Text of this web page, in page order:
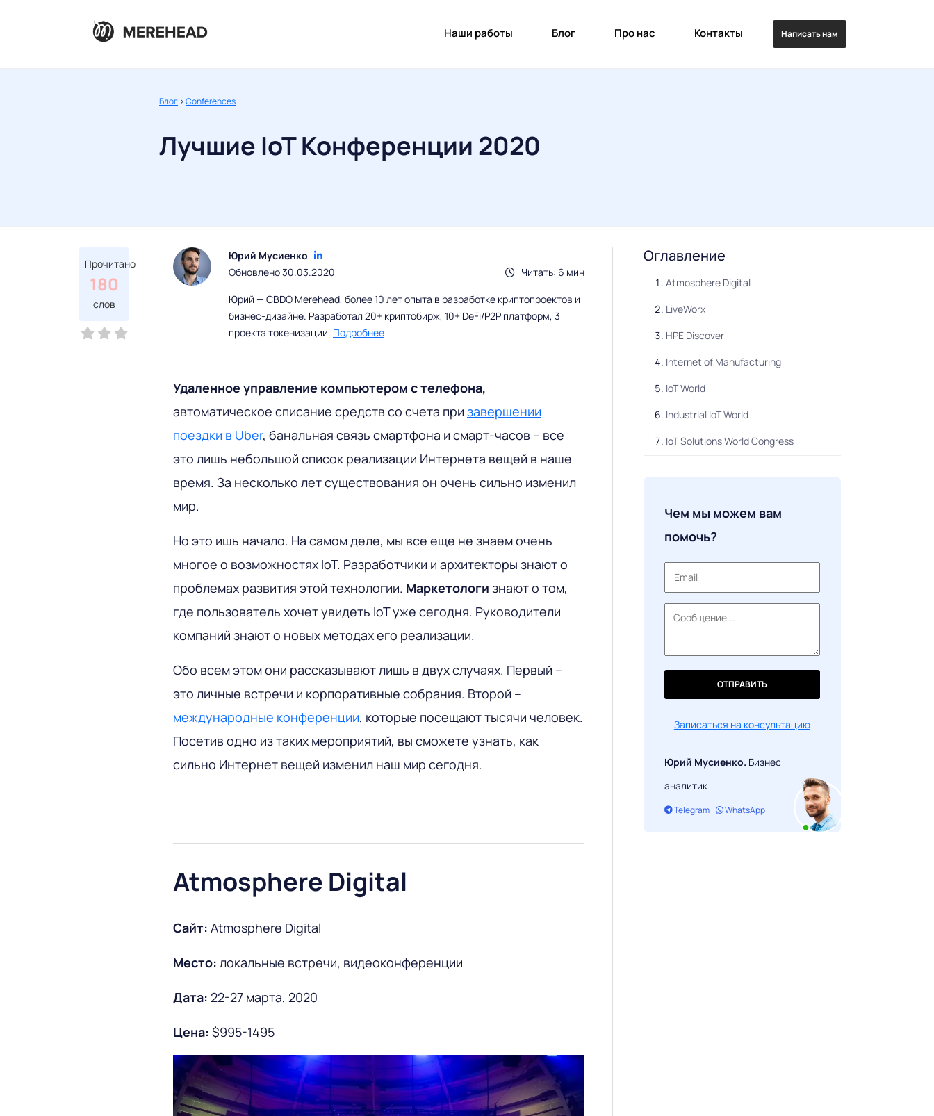
Наши работы Блог Про нас Контакты Написать нам
Блог >Conferences
Лучшие IoT Конференции 2020
Прочитано
180
слов
Юрий Мусиенко
Читать: 6 мин
Обновлено 30.03.2020
Юрий — CBDO Merehead, более 10 лет опыта в разработке криптопроектов и
бизнес-дизайне. Разработал 20+ криптобирж, 10+ DeFi/P2P платформ, 3
проекта токенизации. Подробнее
Удаленное управление компьютером с телефона,
автоматическое списание средств со счета при завершении
поездки в Uber, банальная связь смартфона и смарт-часов – все
это лишь небольшой список реализации Интернета вещей в наше
время. За несколько лет существования он очень сильно изменил
мир.
Но это ишь начало. На самом деле, мы все еще не знаем очень
многое о возможностях IoT. Разработчики и архитекторы знают о
проблемах развития этой технологии. Маркетологи знают о том,
где пользователь хочет увидеть IoT уже сегодня. Руководители
компаний знают о новых методах его реализации.
Обо всем этом они рассказывают лишь в двух случаях. Первый –
это личные встречи и корпоративные собрания. Второй –
международные конференции, которые посещают тысячи человек.
Посетив одно из таких мероприятий, вы сможете узнать, как
сильно Интернет вещей изменил наш мир сегодня.
Atmosphere Digital
Сайт: Atmosphere Digital
Место: локальные встречи, видеоконференции
Дата: 22-27 марта, 2020
Цена: $995-1495
Оглавление
Atmosphere Digital
LiveWorx
HPE Discover
Internet of Manufacturing
IoT World
Industrial IoT World
IoT Solutions World Congress
IoT Tech Expo
Чем мы можем вам
помочь?
ОТПРАВИТЬ
Записаться на консультацию
Юрий Мусиенко. Бизнес
аналитик
Telegram WhatsApp